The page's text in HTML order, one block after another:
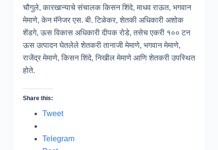
चौगुले, कारखान्याचे संचालक किसन शिंदे, माधव राऊत, भगवान
मेमाणे, केन मॅनेजर एस. बी. टिळेकर, शेतकी अधिकारी अशोक
शेंडगे, ऊस विकास अधिकारी दीपक रोडे, तसेच एकरी १०० टन
ऊस उत्पादन घेतलेले शेतकरी तानाजी मेमाणे, भगवान मेमाणे,
राजेंद्र मेमाणे, किसन शिंदे, निखील मेमाणे आणि शेतकरी उपस्थित
होते.
Share this:
Tweet
Telegram